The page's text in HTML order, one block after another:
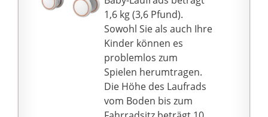
Kohlenstoffstahl, einem
rutschfesten Griff und
einem weich
stützenden Sitz
ausgestattet. Die Baby-
Fahrradräder ohne
Pedal arbeiten
reibungslos mit dem
1,6 kg (3,6 Pfund).
Sowohl Sie als auch Ihre
Kinder können es
problemlos zum
Spielen herumtragen.
Die Höhe des Laufrads
vom Boden bis zum